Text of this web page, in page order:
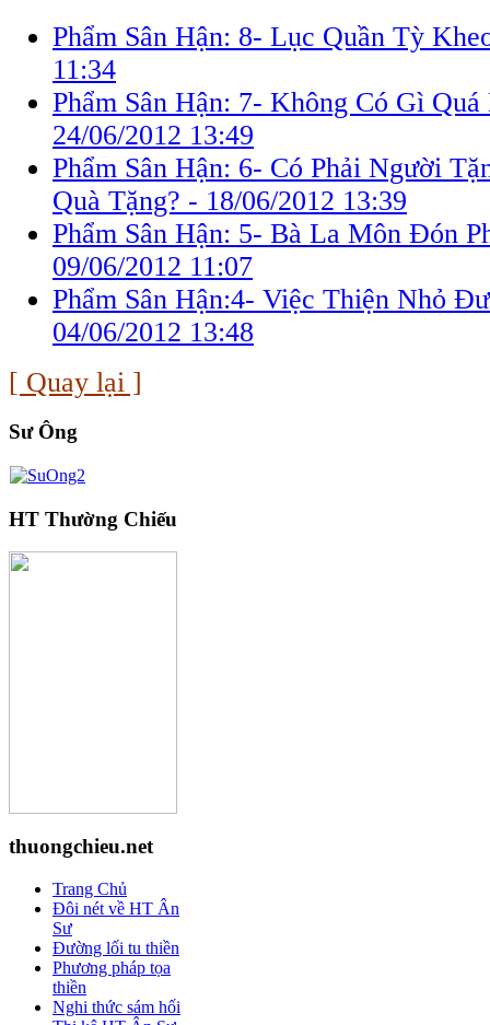
Phẩm Sân Hận: 8- Lục Quần Tỳ
11:34
Phẩm Sân Hận: 7- Không Có Gì
24/06/2012 13:49
Phẩm Sân Hận: 6- Có Phải Người
Quà Tặng? - 18/06/2012 13:39
Phẩm Sân Hận: 5- Bà La Môn Ðón
09/06/2012 11:07
Phẩm Sân Hận:4- Việc Thiện Nhỏ
04/06/2012 13:48
[ Quay lại ]
Sư Ông
HT Thường Chiếu
thuongchieu.net
Trang Chủ
Đôi nét về HT Ân
Sư
Đường lối tu thiền
Phương pháp tọa
thiền
Nghi thức sám hối